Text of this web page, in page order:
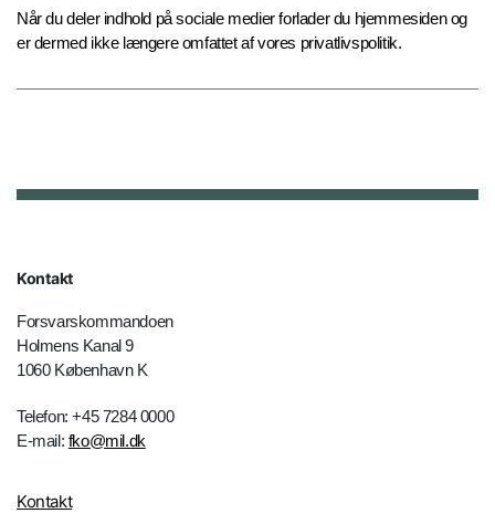
Når du deler indhold på sociale medier forlader du hjemmesiden og
er dermed ikke længere omfattet af vores privatlivspolitik.
Kontakt
Forsvarskommandoen
Holmens Kanal 9
1060 København K
Telefon: +45 7284 0000
E-mail: fko@mil.dk
Kontakt